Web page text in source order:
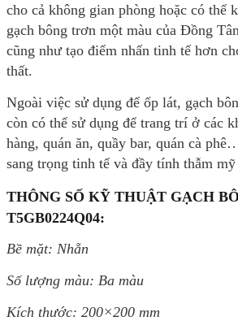
cho cả không gian phòng hoặc có thể
gạch bông trơn một màu của Đồng
cũng như tạo điểm nhấn tinh tế hơn
thất.
Ngoài việc sử dụng để ốp lát, gạch
còn có thể sử dụng để trang trí ở các
hàng, quán ăn, quầy bar, quán cà
sang trọng tinh tế và đầy tính thẫm
THÔNG SỐ KỸ THUẬT GẠCH
T5GB0224Q04:
Bề mặt: Nhẵn
Số lượng màu: Ba màu
Kích thước: 200×200 mm